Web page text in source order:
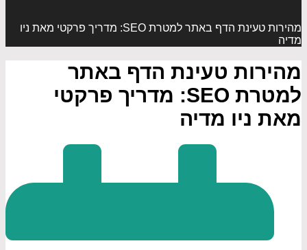
מהירות טעינת הדף באתר למטרת SEO: מדריך פרקטי מאת ניו
מדיה
מהירות טעינת הדף באתר
למטרת SEO: מדריך פרקטי
מאת ניו מדיה